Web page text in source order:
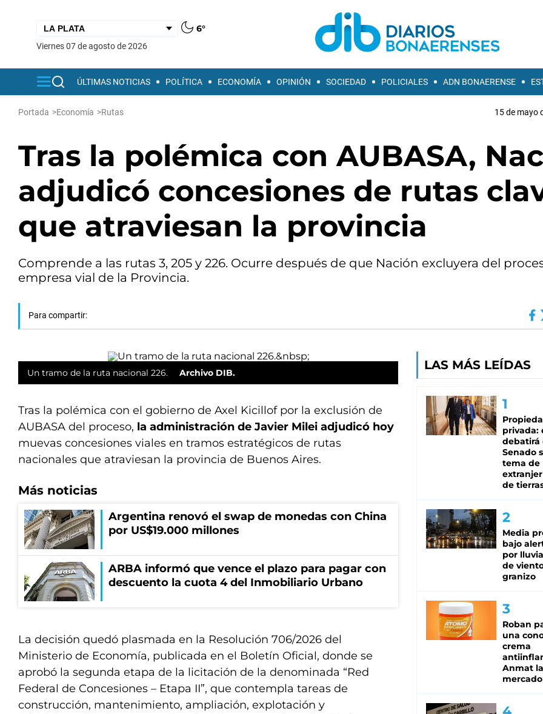
6°
viernes 07 de agosto de 2026
ÚLTIMAS NOTICIAS POLÍTICA ECONOMÍA OPINIÓN SOCIEDAD POLICIALES ADN BONAERENSE
Portada >Economía >Rutas 15 de mayo
Tras la polémica con AUBASA,
adjudicó concesiones de rutas
que atraviesan la provincia
Comprende a las rutas 3, 205 y 226. Ocurre después de que Nación excluyera del
empresa vial de la Provincia.
Para compartir:
Un tramo de la ruta nacional 226. Archivo DIB.
Tras la polémica con el gobierno de Axel Kicillof por la exclusión de
AUBASA del proceso, la administración de Javier Milei adjudicó hoy
muevas concesiones viales en tramos estratégicos de rutas
nacionales que atraviesan la provincia de Buenos Aires.
Más noticias
Argentina renovó el swap de monedas con China
por US$19.000 millones
ARBA informó que vence el plazo para pagar con
descuento la cuota 4 del Inmobiliario Urbano
La decisión quedó plasmada en la Resolución 706/2026 del
Ministerio de Economía, publicada en el Boletín Oficial, donde se
aprobó la segunda etapa de la licitación de la denominada “Red
Federal de Concesiones – Etapa II”, que contempla tareas de
construcción, mantenimiento, ampliación, explotación y
LAS MÁS LEÍDAS
privada:
debatirá
Senado
tema de
de
Media
bajo
por
de
granizo
Roban
una
crema
Anmat
mercado